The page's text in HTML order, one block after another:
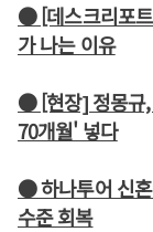
● [데스크리포
가 나는 이유
● [현장] 정몽규,
70개월' 넣다
● 하나투어 신
수준 회복